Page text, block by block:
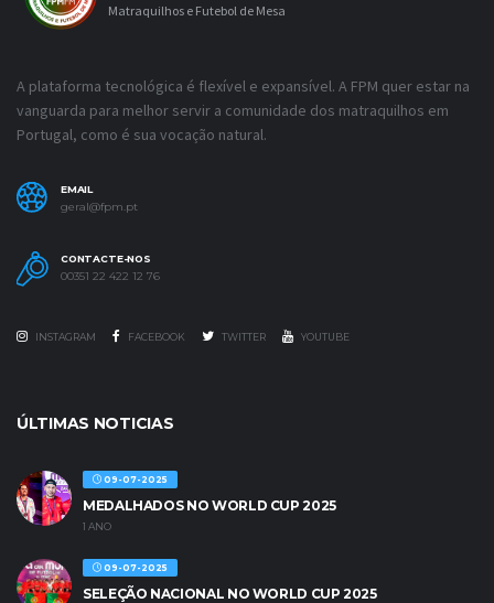
Matraquilhos e Futebol de Mesa
A plataforma tecnológica é flexível e expansível. A FPM quer estar na
vanguarda para melhor servir a comunidade dos matraquilhos em
Portugal, como é sua vocação natural.
EMAIL
geral@fpm.pt
CONTACTE-NOS
00351 22 422 12 76
INSTAGRAM FACEBOOK TWITTER YOUTUBE
ÚLTIMAS NOTICIAS
09-07-2025
MEDALHADOS NO WORLD CUP 2025
1 ANO
09-07-2025
SELEÇÃO NACIONAL NO WORLD CUP 2025